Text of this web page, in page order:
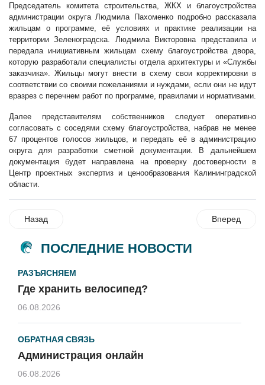
Председатель комитета строительства, ЖКХ и благоустройства
администрации округа Людмила Пахоменко подробно рассказала
жильцам о программе, её условиях и практике реализации на
территории Зеленоградска. Людмила Викторовна представила и
передала инициативным жильцам схему благоустройства двора,
которую разработали специалисты отдела архитектуры и «Службы
заказчика». Жильцы могут внести в схему свои корректировки в
соответствии со своими пожеланиями и нуждами, если они не идут
вразрез с перечнем работ по программе, правилами и нормативами.
Далее представителям собственников следует оперативно
согласовать с соседями схему благоустройства, набрав не менее
67 процентов голосов жильцов, и передать её в администрацию
округа для разработки сметной документации. В дальнейшем
документация будет направлена на проверку достоверности в
Центр проектных экспертиз и ценообразования Калининградской
области.
Назад Вперед
ПОСЛЕДНИЕ НОВОСТИ
РАЗЪЯСНЯЕМ
Где хранить велосипед?
06.08.2026
ОБРАТНАЯ СВЯЗЬ
Администрация онлайн
06.08.2026